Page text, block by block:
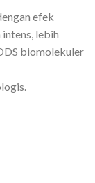
efek
lebih
biomolekuler